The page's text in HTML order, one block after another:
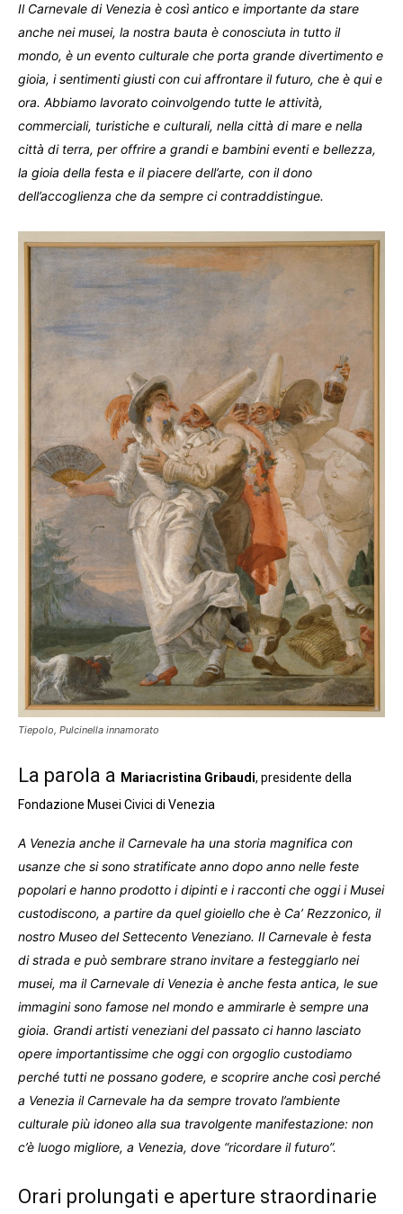
Il Carnevale di Venezia è così antico e importante da stare
anche nei musei, la nostra bauta è conosciuta in tutto il
mondo, è un evento culturale che porta grande divertimento e
gioia, i sentimenti giusti con cui affrontare il futuro, che è qui e
ora. Abbiamo lavorato coinvolgendo tutte le attività,
commerciali, turistiche e culturali, nella città di mare e nella
città di terra, per offrire a grandi e bambini eventi e bellezza,
la gioia della festa e il piacere dell’arte, con il dono
dell’accoglienza che da sempre ci contraddistingue.
Tiepolo, Pulcinella innamorato
La parola a Mariacristina Gribaudi, presidente della
Fondazione Musei Civici di Venezia
A Venezia anche il Carnevale ha una storia magnifica con
usanze che si sono stratificate anno dopo anno nelle feste
popolari e hanno prodotto i dipinti e i racconti che oggi i Musei
custodiscono, a partire da quel gioiello che è Ca’ Rezzonico, il
nostro Museo del Settecento Veneziano. Il Carnevale è festa
di strada e può sembrare strano invitare a festeggiarlo nei
musei, ma il Carnevale di Venezia è anche festa antica, le sue
immagini sono famose nel mondo e ammirarle è sempre una
gioia. Grandi artisti veneziani del passato ci hanno lasciato
opere importantissime che oggi con orgoglio custodiamo
perché tutti ne possano godere, e scoprire anche così perché
a Venezia il Carnevale ha da sempre trovato l’ambiente
culturale più idoneo alla sua travolgente manifestazione: non
c’è luogo migliore, a Venezia, dove “ricordare il futuro”.
Orari prolungati e aperture straordinarie